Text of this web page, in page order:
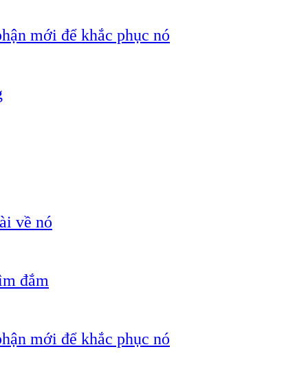
mới để khắc phục nó
về nó
đắm
mới để khắc phục nó